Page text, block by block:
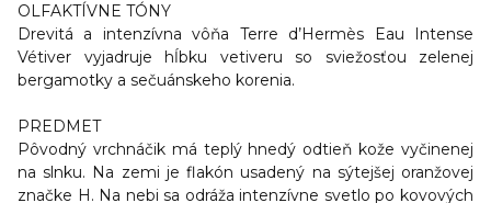
OLFAKTÍVNE TÓNY
Drevitá a intenzívna vôňa Terre d’Hermès Eau Intense
Vétiver vyjadruje hĺbku vetiveru so sviežosťou zelenej
bergamotky a sečuánskeho korenia.
PREDMET
Pôvodný vrchnáčik má teplý hnedý odtieň kože vyčinenej
na slnku. Na zemi je flakón usadený na sýtejšej oranžovej
značke H. Na nebi sa odráža intenzívne svetlo po kovových